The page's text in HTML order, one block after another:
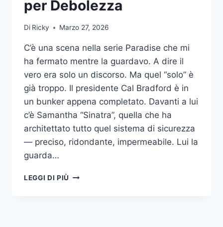
per Debolezza
Di Ricky Marzo 27, 2026
C’è una scena nella serie Paradise che mi
ha fermato mentre la guardavo. A dire il
vero era solo un discorso. Ma quel “solo” è
già troppo. Il presidente Cal Bradford è in
un bunker appena completato. Davanti a lui
c’è Samantha “Sinatra”, quella che ha
architettato tutto quel sistema di sicurezza
— preciso, ridondante, impermeabile. Lui la
guarda…
LEGGI DI PIÙ SUL